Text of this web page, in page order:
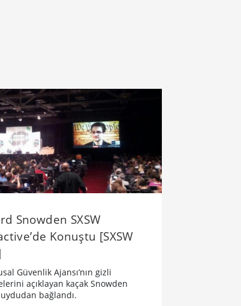
Snowden SXSW
Konuştu [SXSW
Güvenlik Ajansı’nın gizli
açıklayan kaçak Snowden
uydudan bağlandı.